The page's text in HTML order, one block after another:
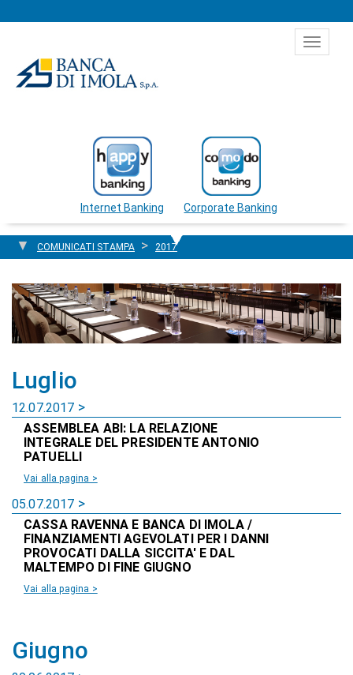
Toggle
Internet Banking Corporate Banking
COMUNICATI STAMPA 2017
Luglio
12.07.2017
ASSEMBLEA ABI: LA RELAZIONE
INTEGRALE DEL PRESIDENTE ANTONIO
PATUELLI
Vai alla pagina >
05.07.2017
CASSA RAVENNA E BANCA DI IMOLA /
FINANZIAMENTI AGEVOLATI PER I DANNI
PROVOCATI DALLA SICCITA' E DAL
MALTEMPO DI FINE GIUGNO
Vai alla pagina >
Giugno